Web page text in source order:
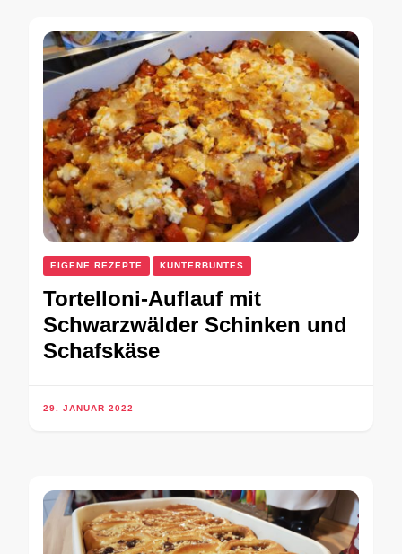
EIGENE REZEPTE KUNTERBUNTES
Tortelloni-Auflauf mit
Schwarzwälder Schinken und
Schafskäse
29. JANUAR 2022